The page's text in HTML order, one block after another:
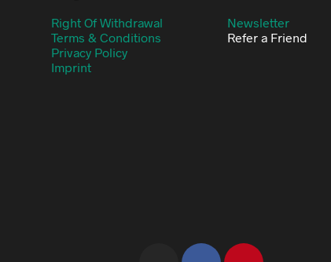
Right Of Withdrawal
Terms & Conditions
Privacy Policy
Imprint
Newsletter
Refer a Friend